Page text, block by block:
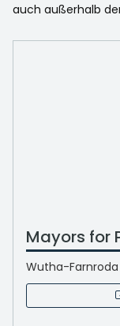
auch außerhalb
Mayors for
Wutha-